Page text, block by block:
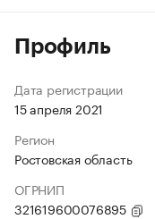
Профиль
Дата регистрации
15 апреля 2021
Регион
Ростовская область
ОГРНИП
321619600076895